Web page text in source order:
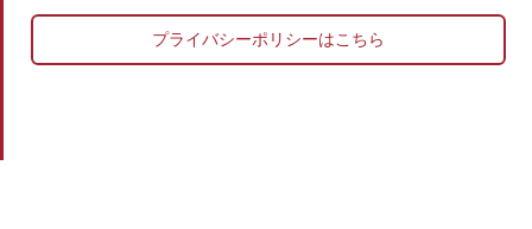
プライバシーポリシーはこちら